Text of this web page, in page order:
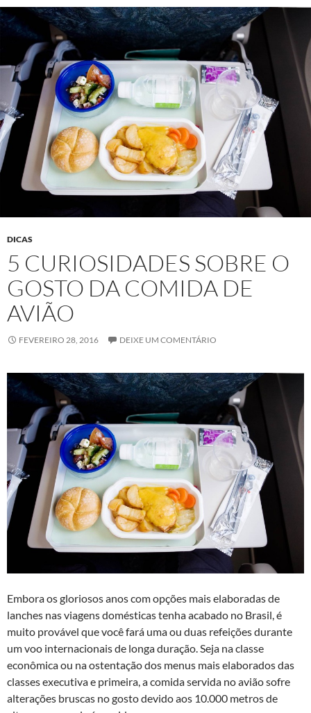
DICAS
5 CURIOSIDADES SOBRE O
GOSTO DA COMIDA DE
AVIÃO
FEVEREIRO 28, 2016 DEIXE UM COMENTÁRIO
Embora os gloriosos anos com opções mais elaboradas de
lanches nas viagens domésticas tenha acabado no Brasil, é
muito provável que você fará uma ou duas refeições durante
um voo internacionais de longa duração. Seja na classe
econômica ou na ostentação dos menus mais elaborados das
classes executiva e primeira, a comida servida no avião sofre
alterações bruscas no gosto devido aos 10.000 metros de